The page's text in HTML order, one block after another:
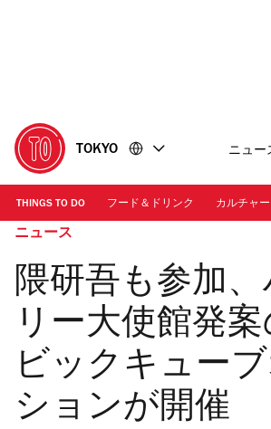
に
移
動
移
動
TOKYO ニュー
THINGS TO DO フード＆ドリンク カルチャー
ニュース
隈研吾も参加、
リー大使館発
ビックキュー
ションが開催